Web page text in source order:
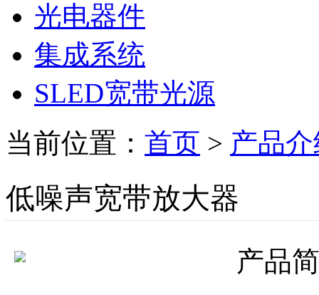
光电器件
集成系统
SLED宽带光源
当前位置： 首页 > 产品
低噪声宽带放大器
产品